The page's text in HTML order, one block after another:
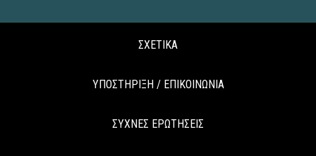
ΣΧΕΤΙΚΑ
ΥΠΟΣΤΗΡΙΞΗ / ΕΠΙΚΟΙΝΩΝΙΑ
ΣΥΧΝΕΣ ΕΡΩΤΗΣΕΙΣ